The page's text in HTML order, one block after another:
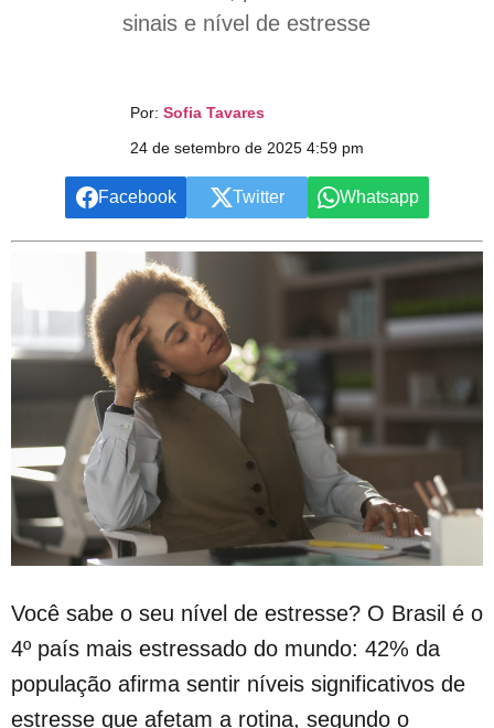
sinais e nível de estresse
Por: Sofia Tavares
24 de setembro de 2025 4:59 pm
Facebook Twitter Whatsapp
Você sabe o seu nível de estresse? O Brasil é o
4º país mais estressado do mundo: 42% da
população afirma sentir níveis significativos de
estresse que afetam a rotina, segundo o